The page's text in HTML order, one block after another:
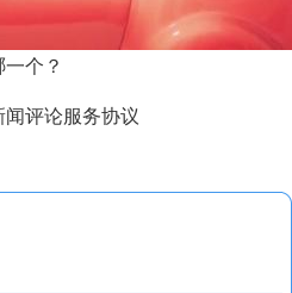
个？
评论服务协议